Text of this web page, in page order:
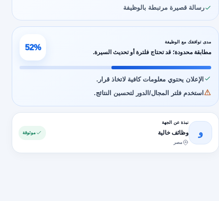
رسالة قصيرة مرتبطة بالوظيفة
مدى توافقك مع الوظيفة
مطابقة محدودة؛ قد تحتاج فلترة أو تحديث السيرة. 52%
الإعلان يحتوي معلومات كافية لاتخاذ قرار.
استخدم فلتر المجال/الدور لتحسين النتائج.
و
نبذة عن الجهة
وظائف خالية
مصر
موثوقة